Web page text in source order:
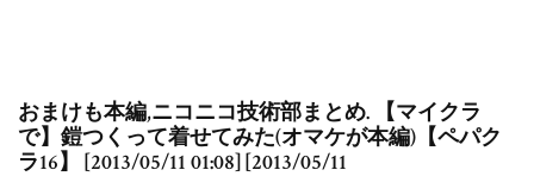
おまけも本編,ニコニコ技術部まとめ. 【マイクラ
で】鎧つくって着せてみた(オマケが本編)【ペパク
ラ16】 [2013/05/11 01:08] [2013/05/11